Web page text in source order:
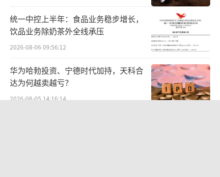
（口味随机）。
《2022—2027年中国雪糕行业市场全景调
糕价格”刺痛消费者，与背离普遍消费预期不
无关系。报告显示，网友对单个雪糕的接受价
位3—5元的占比为37%；其次是5—10元，占比
统一中控上半年：食品业务稳步增长，
饮品业务除奶茶外全线承压
2026-08-06 09:56:12
华为哈勃投资、宁德时代加持，天科合
达为何越卖越亏？
2026-08-05 14:16:14